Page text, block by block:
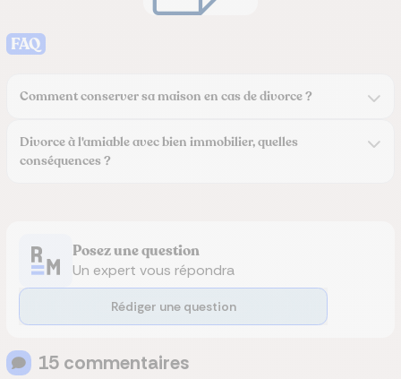
FAQ
Comment conserver sa maison en cas de divorce ?
Divorce à l'amiable avec bien immobilier, quelles
conséquences ?
Posez une question
Un expert vous répondra
Rédiger une question
15 commentaires